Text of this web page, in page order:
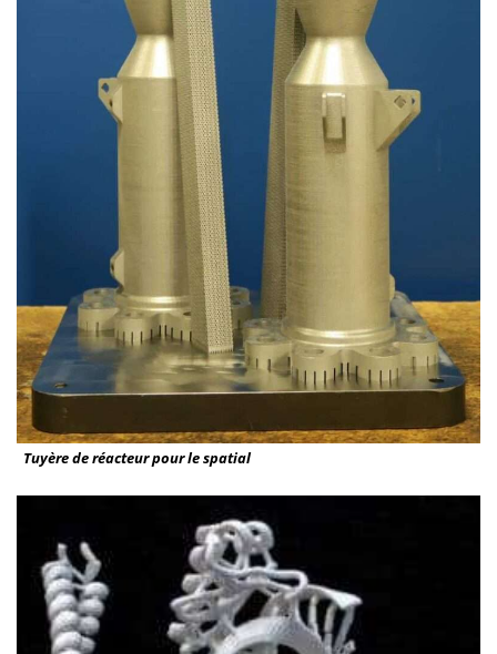
Tuyère de réacteur pour le spatial